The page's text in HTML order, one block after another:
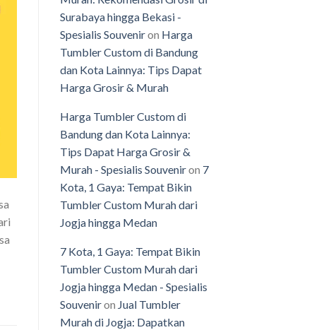
Surabaya hingga Bekasi -
Spesialis Souveniron Harga
Tumbler Custom di Bandung
dan Kota Lainnya: Tips Dapat
Harga Grosir & Murah
Harga Tumbler Custom di
Bandung dan Kota Lainnya:
Tips Dapat Harga Grosir &
Murah - Spesialis Souveniron 7
Kota, 1 Gaya: Tempat Bikin
Tumbler Custom Murah dari
Jogja hingga Medan
7 Kota, 1 Gaya: Tempat Bikin
Tumbler Custom Murah dari
Jogja hingga Medan - Spesialis
Souveniron Jual Tumbler
Murah di Jogja: Dapatkan